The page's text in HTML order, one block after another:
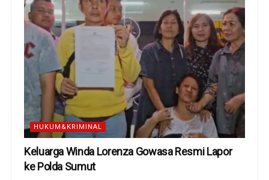
HUKUM&KRIMINAL
Keluarga Winda Lorenza Gowasa Resmi Lapor
ke Polda Sumut